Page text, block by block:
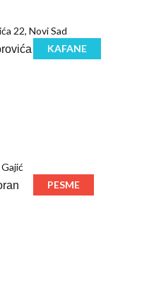
KAFANE
PESME